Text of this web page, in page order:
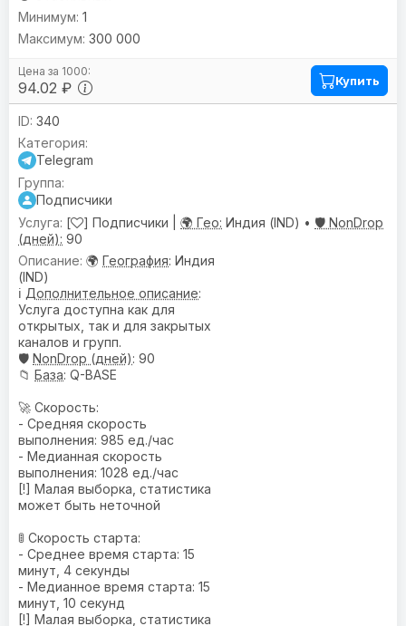
94.02 ₽
1
300 000
Купить
340
Telegram
Подписчики
[
] Подписчики | 🌍 Гео: Индия (IND) • 🛡️ NonDrop
(дней): 90
🌍 География: Индия
(IND)
ℹ️ Дополнительное описание:
Услуга доступна как для
открытых, так и для закрытых
каналов и групп.
🛡️ NonDrop (дней): 90
📁 База: Q-BASE
🚀 Скорость:
- Средняя скорость
выполнения: 985 ед./час
- Медианная скорость
выполнения: 1028 ед./час
[!] Малая выборка, статистика
может быть неточной
🚦 Скорость старта:
- Среднее время старта: 15
минут, 4 секунды
- Медианное время старта: 15
минут, 10 секунд
[!] Малая выборка, статистика